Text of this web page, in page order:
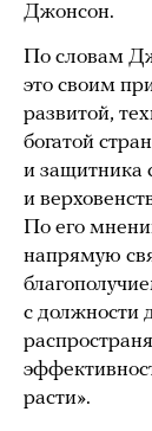
Джонсон.
По словам
это своим
развитой,
богатой
и защитника
и
По его
напрямую
с должности
расти».